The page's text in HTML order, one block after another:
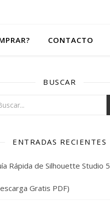
CONTACTO
BUSCAR
ENTRADAS RECIENTES
Rápida de Silhouette Studio 5
Gratis PDF)